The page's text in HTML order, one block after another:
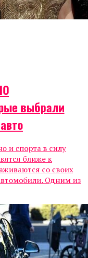
выбрали
и спорта в силу
ближе к
со своих
Одним из